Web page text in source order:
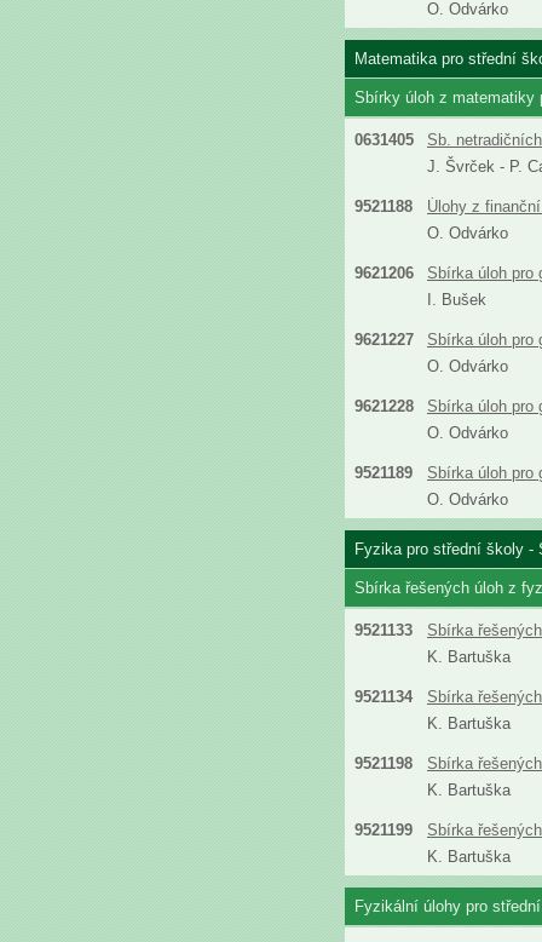
O. Odvárko
Matematika pro střední
Sbírky úloh z matematiky
0631405
Sb.
J. Švrček - P.
9521188
Úlohy z
O. Odvárko
9621206
Sbírka úloh pro
I. Bušek
9621227
Sbírka úloh pro
O. Odvárko
9621228
Sbírka úloh pro
O. Odvárko
9521189
Sbírka úloh pro
O. Odvárko
Fyzika pro střední školy -
Sbírka řešených úloh z
9521133
Sbírka
K. Bartuška
9521134
Sbírka
K. Bartuška
9521198
Sbírka
K. Bartuška
9521199
Sbírka
K. Bartuška
Fyzikální úlohy pro